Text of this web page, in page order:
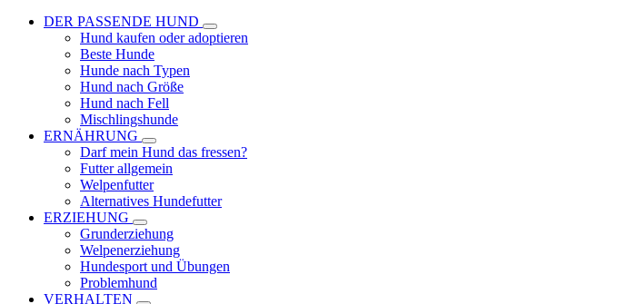
DER PASSENDE HUND
Hund kaufen oder adoptieren
Beste Hunde
Hunde nach Typen
Hund nach Größe
Hund nach Fell
Mischlingshunde
ERNÄHRUNG
Darf mein Hund das fressen?
Futter allgemein
Welpenfutter
Alternatives Hundefutter
ERZIEHUNG
Grunderziehung
Welpenerziehung
Hundesport und Übungen
Problemhund
VERHALTEN